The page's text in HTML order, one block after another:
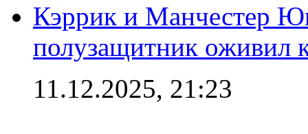
Кэррик и Манчестер
полузащитник оживил
11.12.2025, 21:23